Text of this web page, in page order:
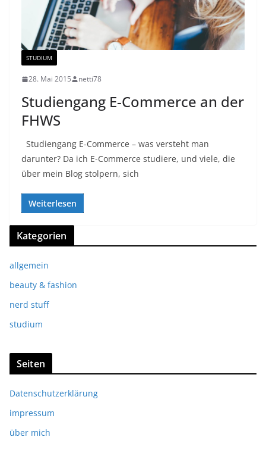
STUDIUM
28. Mai 2015 netti78
Studiengang E-Commerce an der
FHWS
Studiengang E-Commerce – was versteht man
darunter? Da ich E-Commerce studiere, und viele, die
über mein Blog stolpern, sich
Weiterlesen
Kategorien
allgemein
beauty & fashion
nerd stuff
studium
Seiten
Datenschutzerklärung
impressum
über mich